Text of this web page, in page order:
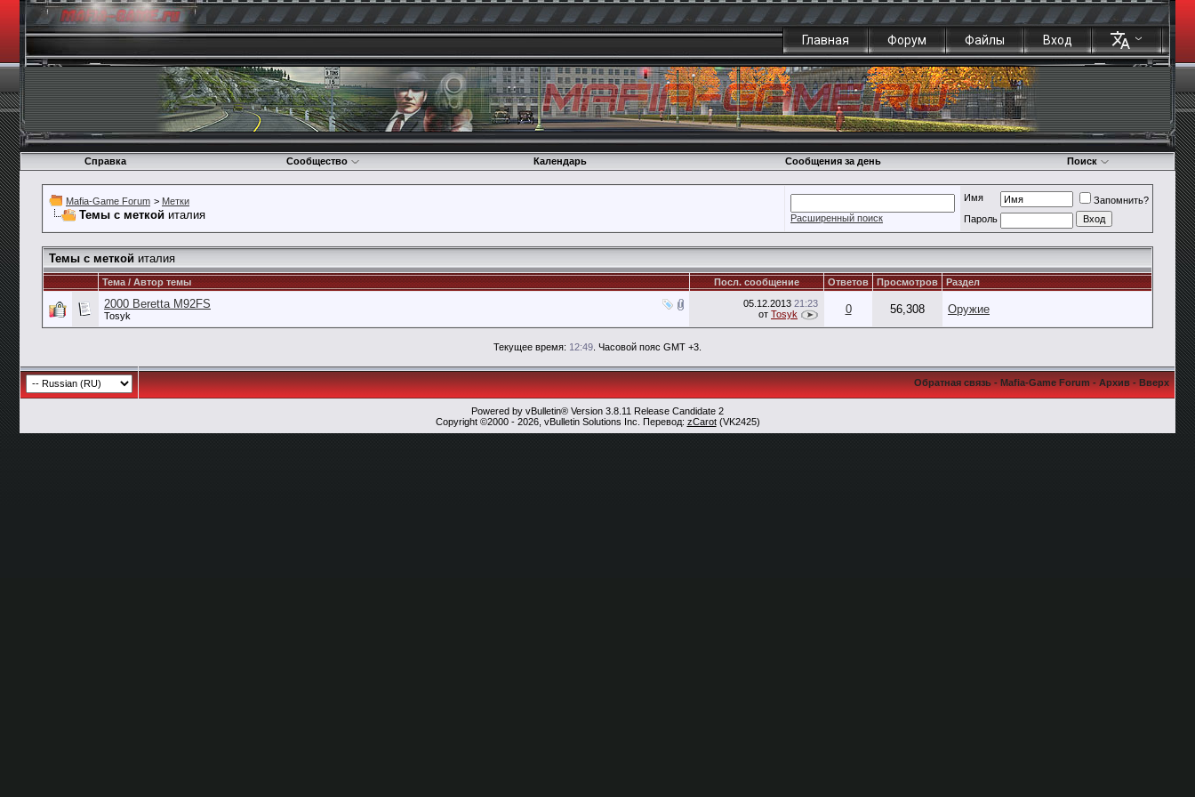
Главная Форум Файлы Вход
Справка Сообщество Календарь Сообщения за день Поиск
Mafia-Game Forum > Метки
Темы с меткой италия Расширенный поиск
Имя
Запомнить?
Пароль
Темы с меткой италия
Тема / Автор темы Посл. сообщение Ответов Просмотров Раздел
2000 Beretta M92FS
Tosyk
05.12.2013 21:23
от Tosyk 0 56,308 Оружие
Текущее время: 12:49 . Часовой пояс GMT +3.
Обратная связь-Mafia-Game Forum-Архив-Вверх
Powered by vBulletin® Version 3.8.11 Release Candidate 2
Copyright ©2000 - 2026, vBulletin Solutions Inc. Перевод: zCarot(VK2425)